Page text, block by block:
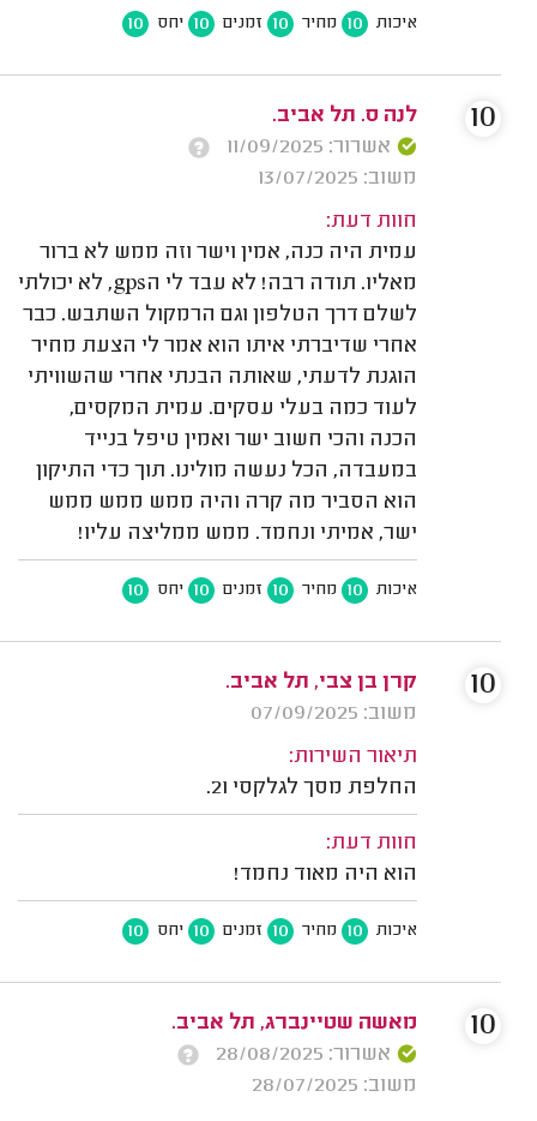
איכות 10 מחיר 10 זמנים 10 יחס 10
לנה ס. תל אביב.
אשרור: 11/09/2025
משוב: 13/07/2025
חוות דעת:
עמית היה כנה, אמין וישר וזה ממש לא ברור
מאליו. תודה רבה! לא עבד לי הgps, לא יכולתי
לשלם דרך הטלפון וגם הרמקול השתבש. כבר
אחרי שדיברתי איתו הוא אמר לי הצעת מחיר
הוגנת לדעתי, שאותה הבנתי אחרי שהשוויתי
לעוד כמה בעלי עסקים. עמית המקסים,
הכנה והכי חשוב ישר ואמין טיפל בנייד
במעבדה, הכל נעשה מולינו. תוך כדי התיקון
הוא הסביר מה קרה והיה ממש ממש ממש
ישר, אמיתי ונחמד. ממש ממליצה עליו!
איכות 10 מחיר 10 זמנים 10 יחס 10
10
קרן בן צבי, תל אביב.
משוב: 07/09/2025
תיאור השירות:
החלפת מסך לגלקסי 21.
חוות דעת:
הוא היה מאוד נחמד!
איכות 10 מחיר 10 זמנים 10 יחס 10
10
מאשה שטיינברג, תל אביב.
אשרור: 28/08/2025
משוב: 28/07/2025
10